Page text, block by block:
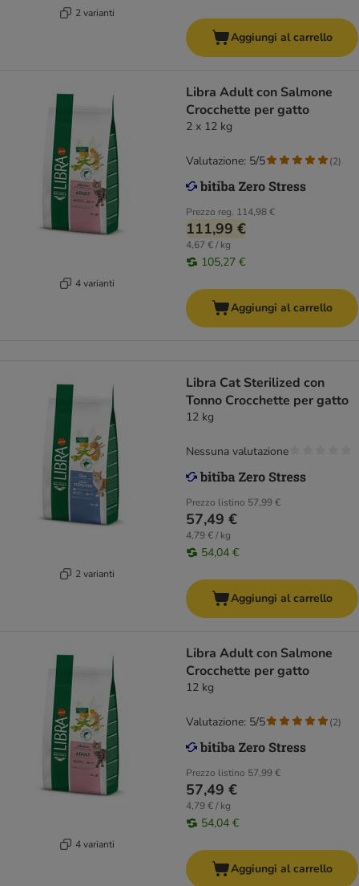
2 varianti
Aggiungi al carrello
4 varianti
Libra Adult con Salmone
Crocchette per gatto
2 x 12 kg
Prezzo reg. 114,98 €
111,99 €
4,67 € / kg
105,27 €
Valutazione: 5/5 (2)
Aggiungi al carrello
2 varianti
Libra Cat Sterilized con
Tonno Crocchette per gatto
12 kg
Prezzo listino 57,99 €
57,49 €
4,79 € / kg
54,04 €
Nessuna valutazione
Aggiungi al carrello
4 varianti
Libra Adult con Salmone
Crocchette per gatto
12 kg
Prezzo listino 57,99 €
57,49 €
4,79 € / kg
54,04 €
Valutazione: 5/5 (2)
Aggiungi al carrello